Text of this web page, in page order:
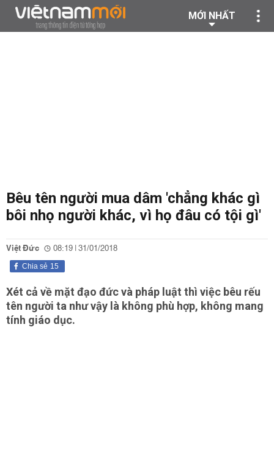
MỚI NHẤT
Bêu tên người mua dâm 'chẳng khác gì
bôi nhọ người khác, vì họ đâu có tội gì'
Việt Đức 08:19 | 31/01/2018
15
Chia sẻ
Xét cả về mặt đạo đức và pháp luật thì việc bêu rếu
tên người ta như vậy là không phù hợp, không mang
tính giáo dục.